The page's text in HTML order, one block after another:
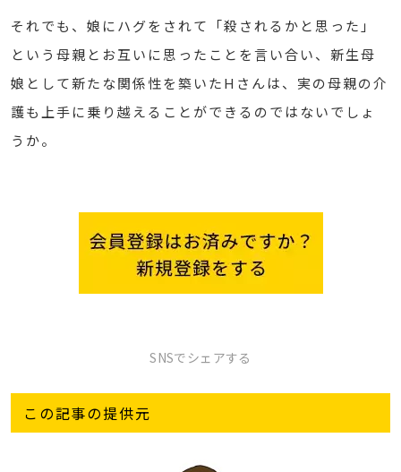
それでも、娘にハグをされて「殺されるかと思った」
という母親とお互いに思ったことを言い合い、新生母
娘として新たな関係性を築いたHさんは、実の母親の介
護も上手に乗り越えることができるのではないでしょ
うか。
SNSでシェアする
この記事の提供元